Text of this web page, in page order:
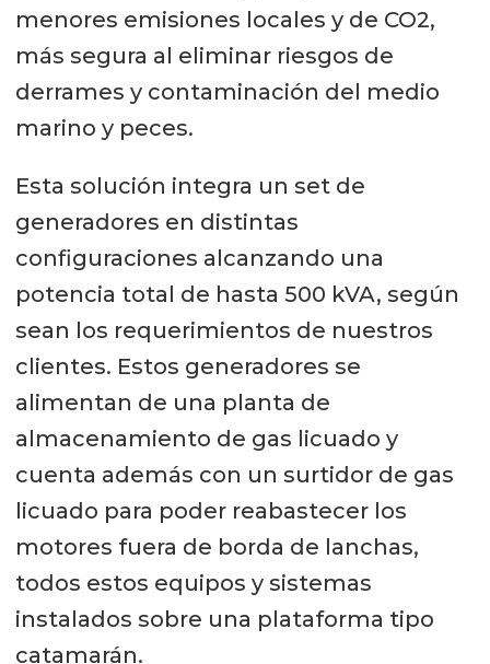
menores emisiones locales y de CO2,
más segura al eliminar riesgos de
derrames y contaminación del medio
marino y peces.
Esta solución integra un set de
generadores en distintas
configuraciones alcanzando una
potencia total de hasta 500 kVA, según
sean los requerimientos de nuestros
clientes. Estos generadores se
alimentan de una planta de
almacenamiento de gas licuado y
cuenta además con un surtidor de gas
licuado para poder reabastecer los
motores fuera de borda de lanchas,
todos estos equipos y sistemas
instalados sobre una plataforma tipo
catamarán.